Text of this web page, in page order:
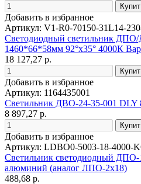
Добавить в избранное
Артикул: V1-R0-70150-31L14-
Светодиодный светильник
1460*66*58мм 92°x35° 4000К
18 127,27 р.
Добавить в избранное
Артикул: 1164435001
Светильник ДВО-24-35-001 DLY
8 897,27 р.
Добавить в избранное
Артикул: LDBO0-5003-18-4000-
Светильник светодиодный
алюминий (аналог ЛПО-2х18)
488,68 р.